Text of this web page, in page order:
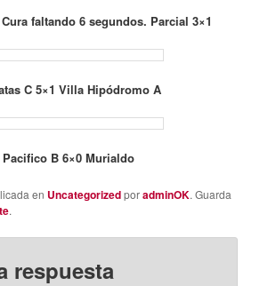
faltando 6 segundos. Parcial 3×1
C 5×1 Villa Hipódromo A
Pacifico B 6×0 Murialdo
en UncategorizedporadminOK. Guarda
.
respuesta